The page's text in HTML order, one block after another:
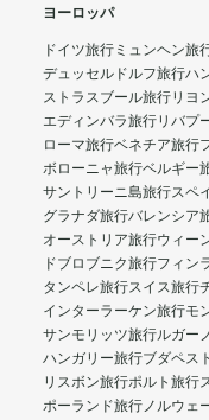
ヨーロッパ
ドイツ旅行 ミュンヘン旅
デュッセルドルフ旅行ハ
ストラスブール旅行リヨ
エディンバラ旅行リバプ
ローマ旅行ベネチア旅行
ボローニャ旅行ベルギー
サントリーニ島旅行スペ
グラナダ旅行バレンシア
オーストリア旅行ウィー
ドブロブニク旅行フィン
タンペレ旅行スイス旅行
インターラーケン旅行モ
サンモリッツ旅行ルガー
ハンガリー旅行ブダペス
リスボン旅行ポルト旅行
ポーランド旅行ノルウェ